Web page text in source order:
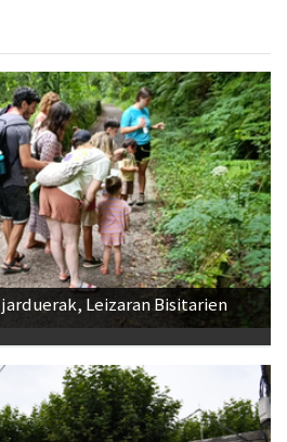
Leizaran Bisitarien